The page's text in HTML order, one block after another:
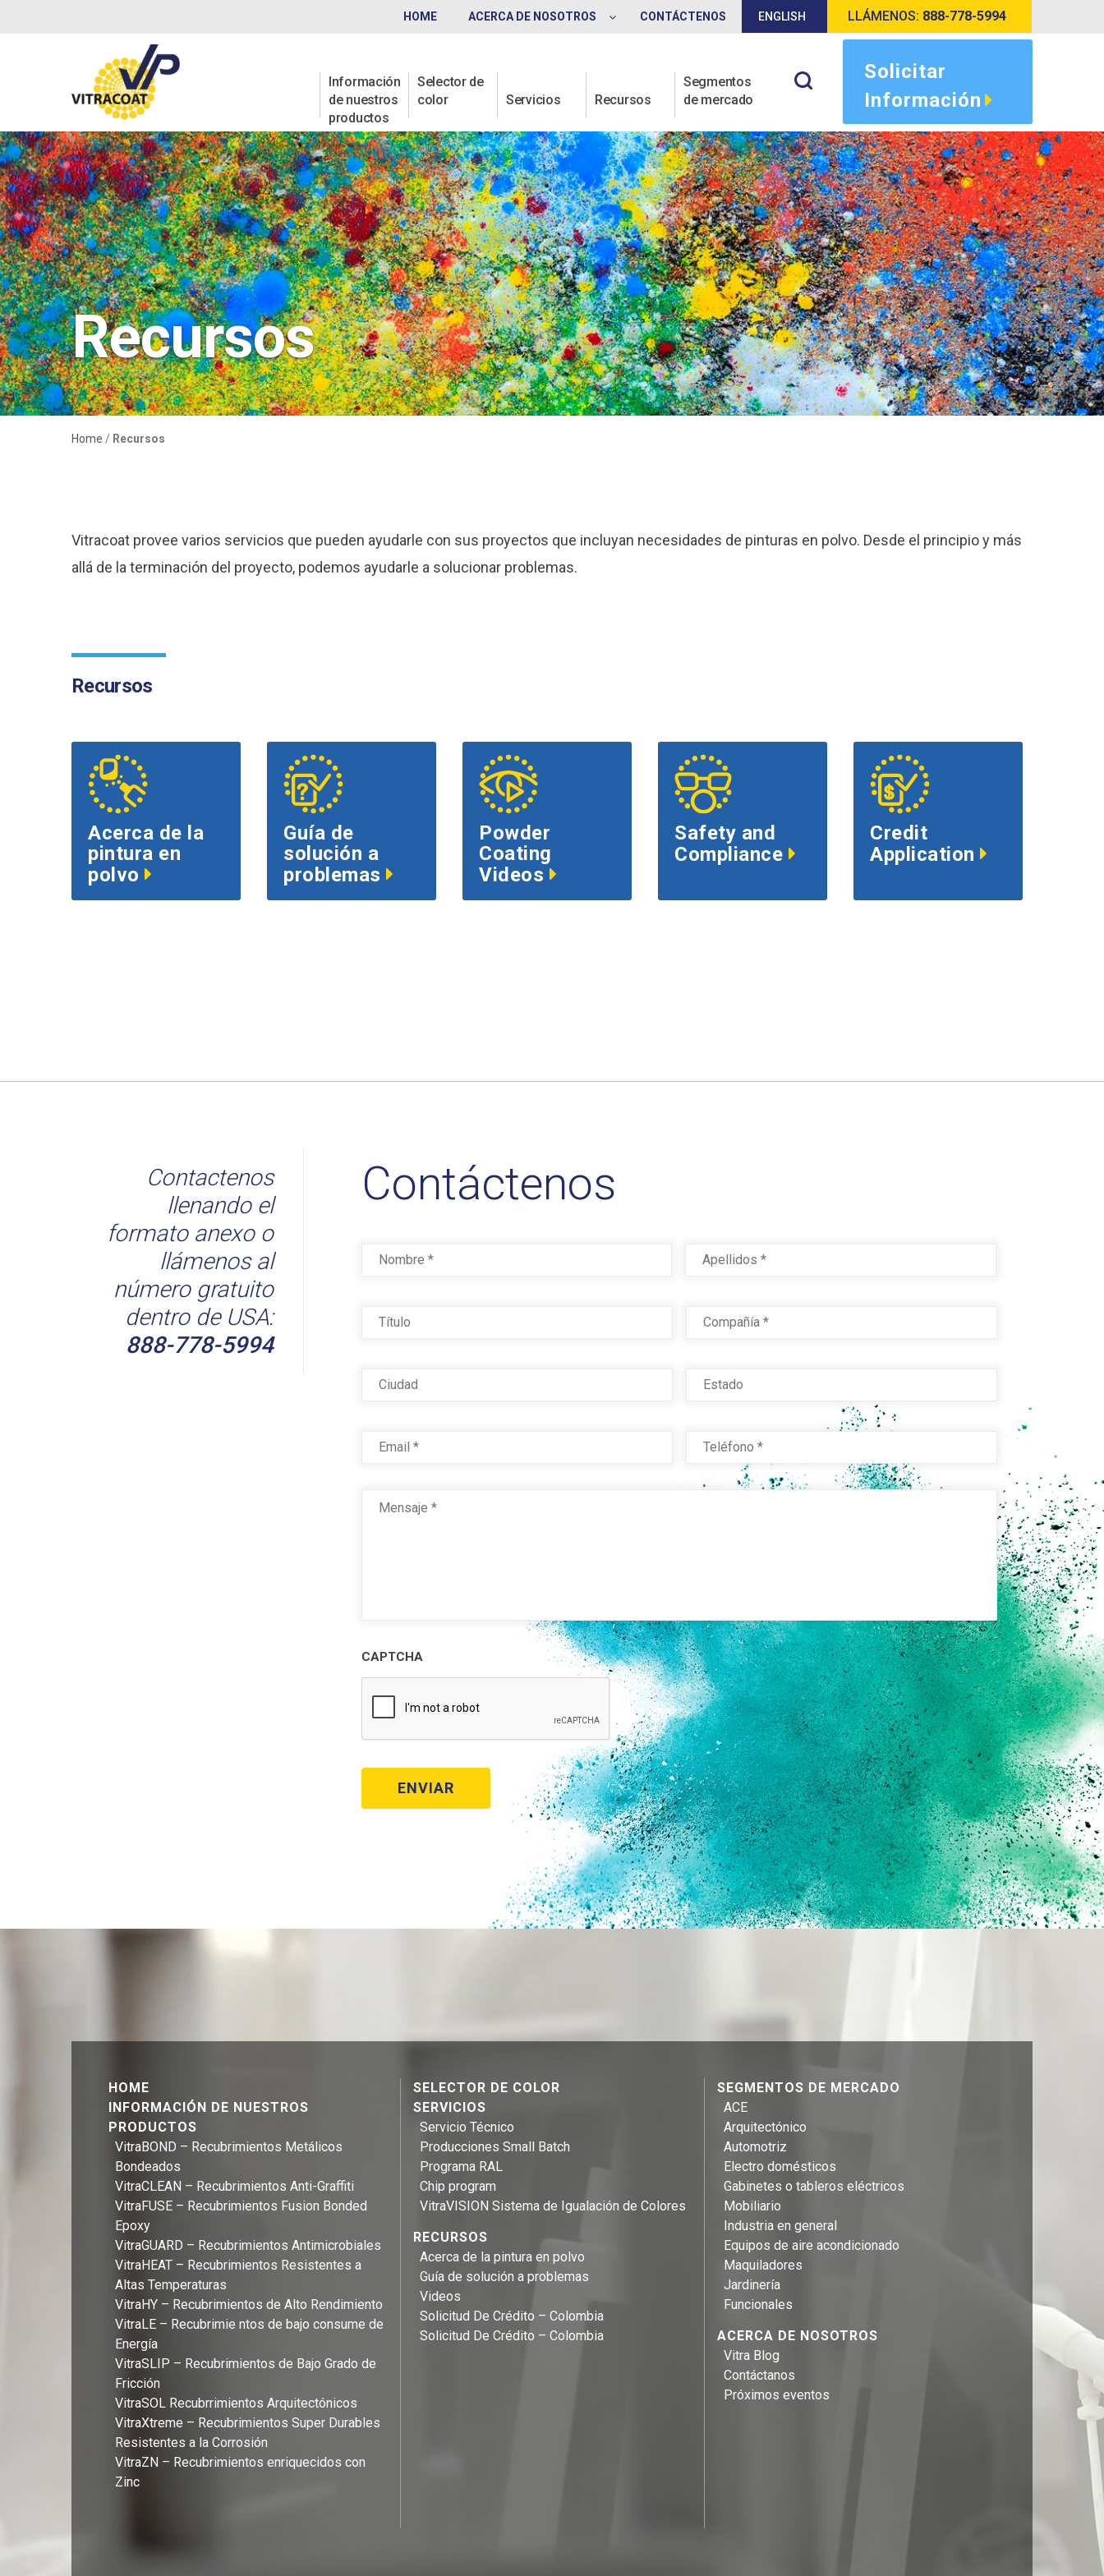
HOME ACERCA DE NOSOTROS CONTÁCTENOS ENGLISH LLÁMENOS: 888-778-5994
Solicitar
Información
Información
de nuestros
productos
Selector de
color
Servicios Recursos
Segmentos
de mercado
Recursos
Home / Recursos
Vitracoat provee varios servicios que pueden ayudarle con sus proyectos que incluyan necesidades de pinturas en polvo. Desde el principio y más
allá de la terminación del proyecto, podemos ayudarle a solucionar problemas.
Recursos
Acerca de la
pintura en
polvo
Guía de
solución a
problemas
Powder
Coating
Videos
Safety and
Compliance
Credit
Application
Contactenos
llenando el
formato anexo o
llámenos al
número gratuito
dentro de USA:
888-778-5994
Contáctenos
CAPTCHA
HOME
INFORMACIÓN DE NUESTROS
PRODUCTOS
VitraBOND – Recubrimientos Metálicos
Bondeados
VitraCLEAN – Recubrimientos Anti-Graffiti
VitraFUSE – Recubrimientos Fusion Bonded
Epoxy
VitraGUARD – Recubrimientos Antimicrobiales
VitraHEAT – Recubrimientos Resistentes a
Altas Temperaturas
VitraHY – Recubrimientos de Alto Rendimiento
VitraLE – Recubrimie ntos de bajo consume de
Energía
VitraSLIP – Recubrimientos de Bajo Grado de
Fricción
VitraSOL Recubrrimientos Arquitectónicos
VitraXtreme – Recubrimientos Super Durables
Resistentes a la Corrosión
VitraZN – Recubrimientos enriquecidos con
Zinc
SELECTOR DE COLOR
SERVICIOS
Servicio Técnico
Producciones Small Batch
Programa RAL
Chip program
VitraVISION Sistema de Igualación de Colores
RECURSOS
Acerca de la pintura en polvo
Guía de solución a problemas
Videos
Solicitud De Crédito – Colombia
Solicitud De Crédito – Colombia
SEGMENTOS DE MERCADO
ACE
Arquitectónico
Automotriz
Electro domésticos
Gabinetes o tableros eléctricos
Mobiliario
Industria en general
Equipos de aire acondicionado
Maquiladores
Jardinería
Funcionales
ACERCA DE NOSOTROS
Vitra Blog
Contáctanos
Próximos eventos